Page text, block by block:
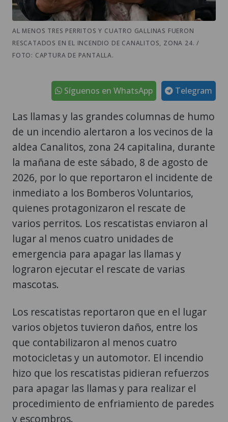
AL MENOS TRES PERRITOS Y CUATRO GALLINAS FUERON
RESCATADOS EN EL INCENDIO DE CANALITOS, ZONA 24. /
FOTO: CAPTURA DE PANTALLA.
Telegram
Síguenos en WhatsApp
Las llamas y las grandes columnas de humo
de un incendio alertaron a los vecinos de la
aldea Canalitos, zona 24 capitalina, durante
la mañana de este sábado, 8 de agosto de
2026, por lo que reportaron el incidente de
inmediato a los Bomberos Voluntarios,
quienes protagonizaron el rescate de
varios perritos. Los rescatistas enviaron al
lugar al menos cuatro unidades de
emergencia para apagar las llamas y
lograron ejecutar el rescate de varias
mascotas.
Los rescatistas reportaron que en el lugar
varios objetos tuvieron daños, entre los
que contabilizaron al menos cuatro
motocicletas y un automotor. El incendio
hizo que los rescatistas pidieran refuerzos
para apagar las llamas y para realizar el
procedimiento de enfriamiento de paredes
y escombros.